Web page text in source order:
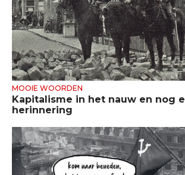
MOOIE WOORDEN
Kapitalisme in het nauw en nog
herinnering